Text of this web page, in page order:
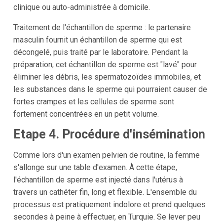
clinique ou auto-administrée à domicile.
Traitement de l'échantillon de sperme : le partenaire
masculin fournit un échantillon de sperme qui est
décongelé, puis traité par le laboratoire. Pendant la
préparation, cet échantillon de sperme est "lavé" pour
éliminer les débris, les spermatozoïdes immobiles, et
les substances dans le sperme qui pourraient causer de
fortes crampes et les cellules de sperme sont
fortement concentrées en un petit volume.
Etape 4. Procédure d'insémination
Comme lors d'un examen pelvien de routine, la femme
s'allonge sur une table d'examen. À cette étape,
l'échantillon de sperme est injecté dans l'utérus à
travers un cathéter fin, long et flexible. L'ensemble du
processus est pratiquement indolore et prend quelques
secondes à peine à effectuer, en Turquie. Se lever peu